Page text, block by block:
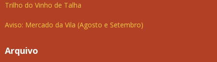
Trilho do Vinho de Talha
Aviso: Mercado da Vila (Agosto e Setembro)
Arquivo